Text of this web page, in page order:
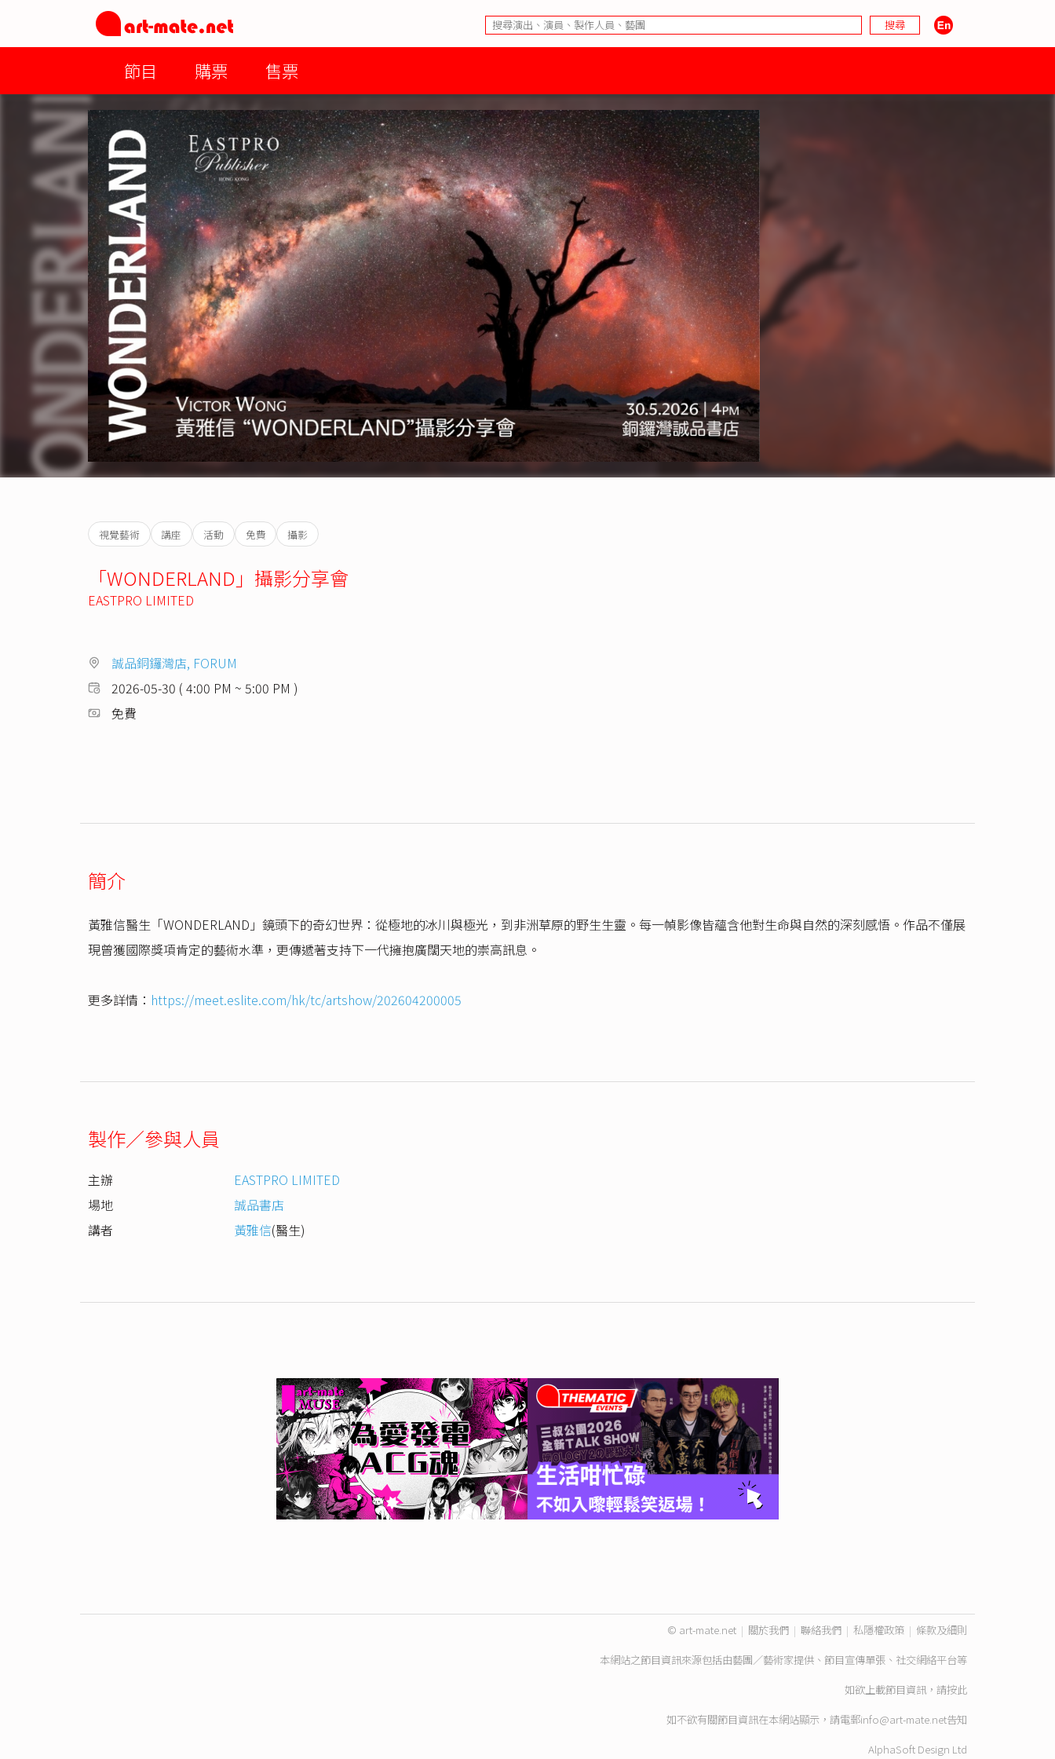
節目 購票 售票
視覺藝術 講座 活動 免費 攝影
「WONDERLAND」攝影分享會
EASTPRO LIMITED
誠品銅鑼灣店, FORUM
2026-05-30 ( 4:00 PM ~ 5:00 PM )
免費
簡介
黃雅信醫生「WONDERLAND」鏡頭下的奇幻世界：從極地的冰川與極光，到非洲草原的野生生靈。每一幀影像皆蘊含他對生命與自然的深刻感悟。作品不僅展
現曾獲國際獎項肯定的藝術水準，更傳遞著支持下一代擁抱廣闊天地的崇高訊息。
更多詳情： https://meet.eslite.com/hk/tc/artshow/202604200005
製作／參與人員
主辦
EASTPRO LIMITED
場地
誠品書店
講者
黃雅信(醫生)
© art-mate.net | 關於我們 | 聯絡我們 | 私隱權政策 | 條款及細則
本網站之節目資訊來源包括由藝團／藝術家提供、節目宣傳單張、社交網絡平台等
如欲上載節目資訊，請按此
如不欲有關節目資訊在本網站顯示，請電郵info@art-mate.net告知
AlphaSoft Design Ltd